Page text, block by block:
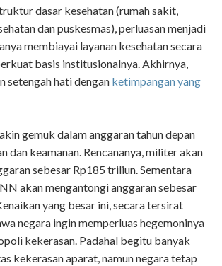
dasar kesehatan (rumah sakit,
dan puskesmas), perluasan menjadi
membiayai layanan kesehatan secara
basis institusionalnya. Akhirnya,
setengah hati dengan ketimpangan yang
gemuk dalam anggaran tahun depan
dan keamanan. Rencananya, militer akan
sebesar Rp185 triliun. Sementara
akan mengantongi anggaran sebesar
yang besar ini, secara tersirat
negara ingin memperluas hegemoninya
kekerasan. Padahal begitu banyak
kekerasan aparat, namun negara tetap